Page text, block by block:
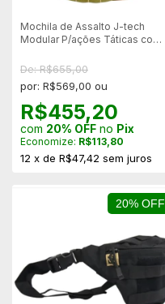
Mochila de Assalto J-tech
Modular P/ações Táticas com
De: R$655,00
por: R$569,00 ou
R$455,20
com 20% OFF no Pix
Economize: R$113,80
12 x de R$47,42 sem juros
20% OFF